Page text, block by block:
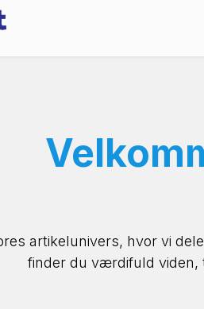
artikelunivers, hvor vi
finder du værdifuld viden,